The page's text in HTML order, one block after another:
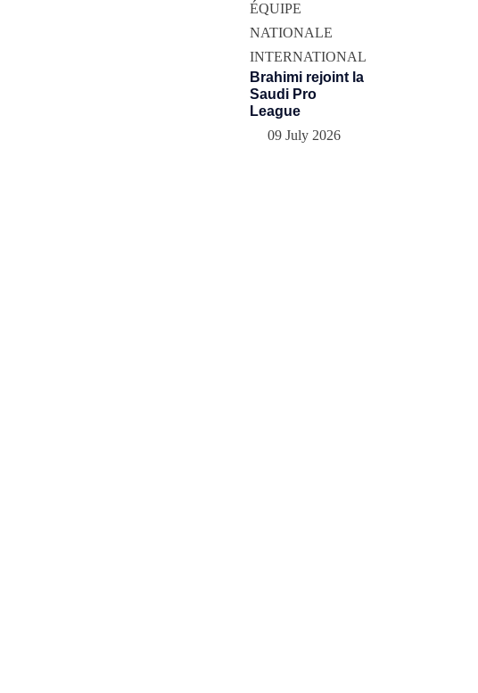
ÉQUIPE
NATIONALE
INTERNATIONAL
Brahimi rejoint la
Saudi Pro
League
09 July 2026